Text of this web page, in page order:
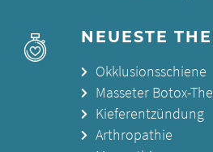
NEUESTE
Okklusionsschiene
Masseter Botox-
Kieferentzündung
Arthropathie